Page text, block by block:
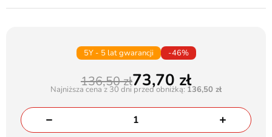
5Y - 5 lat gwarancji -46%
73,70
136,50
Najniższa cena z 30 dni przed obniżką: 136,50 zł